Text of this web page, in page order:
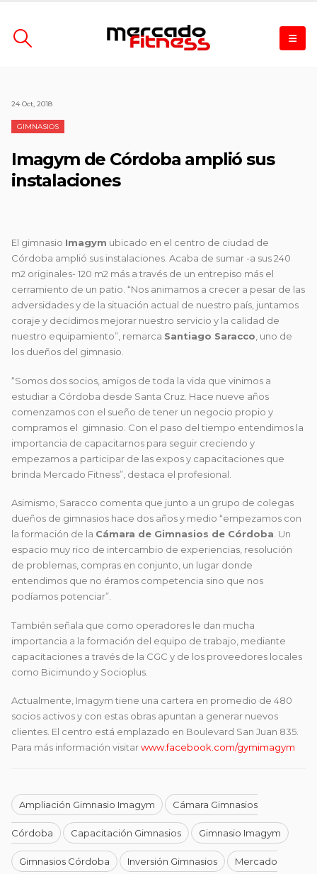
24 Oct, 2018
GIMNASIOS
Imagym de Córdoba amplió sus
instalaciones
El gimnasio Imagym ubicado en el centro de ciudad de
Córdoba amplió sus instalaciones. Acaba de sumar -a sus 240
m2 originales- 120 m2 más a través de un entrepiso más el
cerramiento de un patio. “Nos animamos a crecer a pesar de las
adversidades y de la situación actual de nuestro país, juntamos
coraje y decidimos mejorar nuestro servicio y la calidad de
nuestro equipamiento”, remarca Santiago Saracco , uno de
los dueños del gimnasio.
“Somos dos socios, amigos de toda la vida que vinimos a
estudiar a Córdoba desde Santa Cruz. Hace nueve años
comenzamos con el sueño de tener un negocio propio y
compramos el gimnasio. Con el paso del tiempo entendimos la
importancia de capacitarnos para seguir creciendo y
empezamos a participar de las expos y capacitaciones que
brinda Mercado Fitness”, destaca el profesional.
Asimismo, Saracco comenta que junto a un grupo de colegas
dueños de gimnasios hace dos años y medio “empezamos con
la formación de la Cámara de Gimnasios de Córdoba . Un
espacio muy rico de intercambio de experiencias, resolución
de problemas, compras en conjunto, un lugar donde
entendimos que no éramos competencia sino que nos
podíamos potenciar”.
También señala que como operadores le dan mucha
importancia a la formación del equipo de trabajo, mediante
capacitaciones a través de la CGC y de los proveedores locales
como Bicimundo y Socioplus.
Actualmente, Imagym tiene una cartera en promedio de 480
socios activos y con estas obras apuntan a generar nuevos
clientes. El centro está emplazado en Boulevard San Juan 835.
Para más información visitarwww.facebook.com/gymimagym
Ampliación Gimnasio Imagym Cámara Gimnasios
Córdoba Capacitación Gimnasios Gimnasio Imagym
Gimnasios Córdoba Inversión Gimnasios Mercado